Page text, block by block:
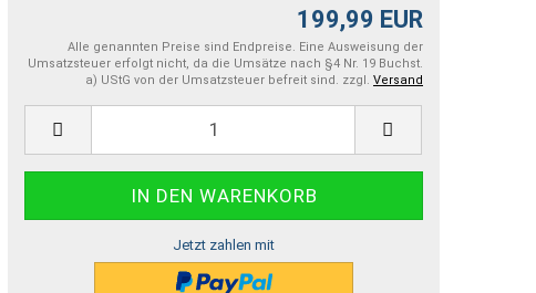
199,99 EUR
Alle genannten Preise sind Endpreise. Eine Ausweisung der
Umsatzsteuer erfolgt nicht, da die Umsätze nach §4 Nr. 19 Buchst.
a) UStG von der Umsatzsteuer befreit sind. zzgl. Versand
Jetzt zahlen mit